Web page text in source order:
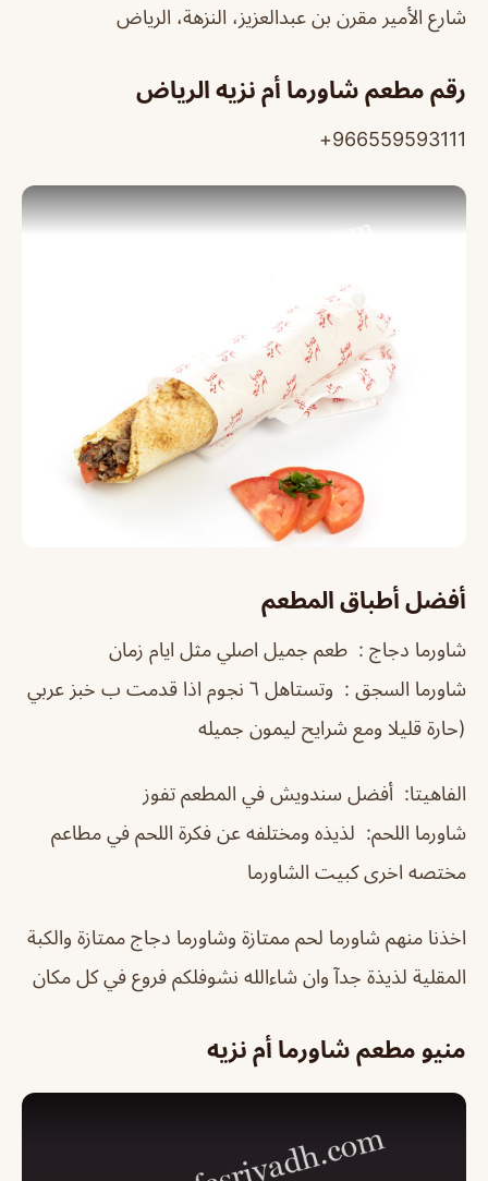
شارع الأمير مقرن بن عبدالعزيز، النزهة، الرياض
رقم مطعم شاورما أم نزيه الرياض
966559593111+
أفضل أطباق المطعم
شاورما دجاج : طعم جميل اصلي مثل ايام زمان
شاورما السجق : وتستاهل ٦ نجوم اذا قدمت ب خبز عربي
(حارة قليلا ومع شرايح ليمون جميله
الفاهيتا: أفضل سندويش في المطعم تفوز
شاورما اللحم: لذيذه ومختلفه عن فكرة اللحم في مطاعم
مختصه اخرى كبيت الشاورما
اخذنا منهم شاورما لحم ممتازة وشاورما دجاج ممتازة والكبة
المقلية لذيذة جدآ وان شاءالله نشوفلكم فروع في كل مكان
منيو مطعم شاورما أم نزيه